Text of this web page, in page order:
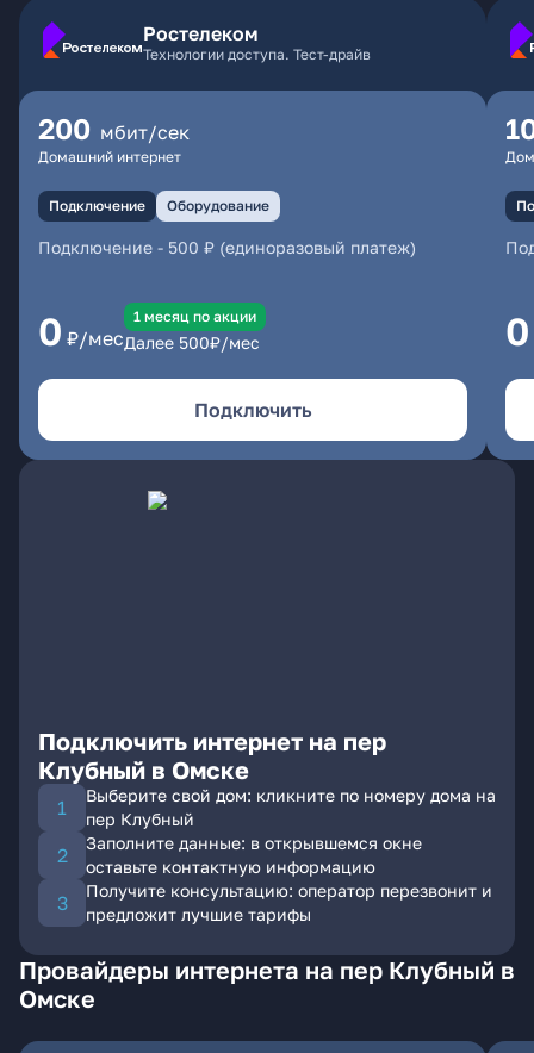
Ростелеком
Технологии доступа. Тест-драйв
200 мбит/сек
Домашний интернет
Подключение Оборудование
Подключение - 500 ₽ (единоразовый платеж)
0 ₽/мес
1 месяц по акции
Далее 500₽/мес
Подключить
0
Подключить интернет на пер
Клубный в Омске
Выберите свой дом: кликните по номеру дома на
пер Клубный
Заполните данные: в открывшемся окне
оставьте контактную информацию
Получите консультацию: оператор перезвонит и
предложит лучшие тарифы
Провайдеры интернета на пер Клубный в
Омске